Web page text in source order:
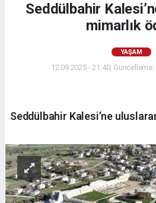
Seddülbahir
mimarlık
YAŞAM
12.09.2025 - 21:40, Güncelleme:
Seddülbahir Kalesi’ne